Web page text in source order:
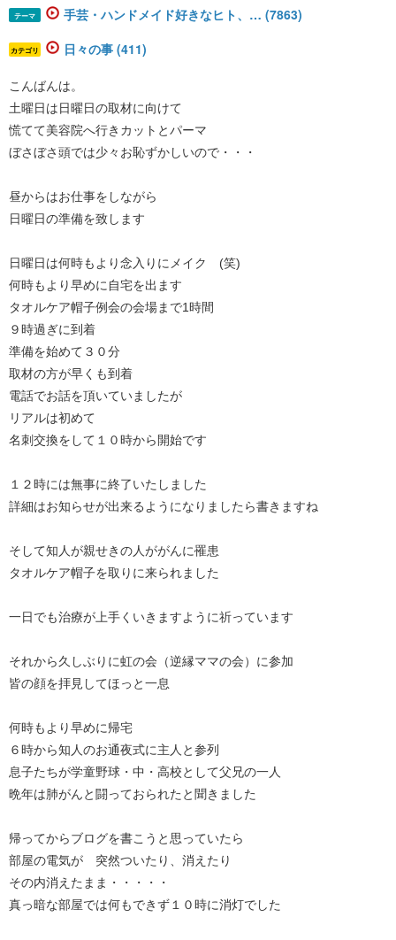
テーマ 手芸・ハンドメイド好きなヒト、… (7863)
カテゴリ 日々の事 (411)
こんばんは。
土曜日は日曜日の取材に向けて
慌てて美容院へ行きカットとパーマ
ぼさぼさ頭では少々お恥ずかしいので・・・
昼からはお仕事をしながら
日曜日の準備を致します
日曜日は何時もより念入りにメイク (笑)
何時もより早めに自宅を出ます
タオルケア帽子例会の会場まで1時間
９時過ぎに到着
準備を始めて３０分
取材の方が早くも到着
電話でお話を頂いていましたが
リアルは初めて
名刺交換をして１０時から開始です
１２時には無事に終了いたしました
詳細はお知らせが出来るようになりましたら書きますね
そして知人が親せきの人ががんに罹患
タオルケア帽子を取りに来られました
一日でも治療が上手くいきますように祈っています
それから久しぶりに虹の会（逆縁ママの会）に参加
皆の顔を拝見してほっと一息
何時もより早めに帰宅
６時から知人のお通夜式に主人と参列
息子たちが学童野球・中・高校として父兄の一人
晩年は肺がんと闘っておられたと聞きました
帰ってからブログを書こうと思っていたら
部屋の電気が 突然ついたり、消えたり
その内消えたまま・・・・・
真っ暗な部屋では何もできず１０時に消灯でした